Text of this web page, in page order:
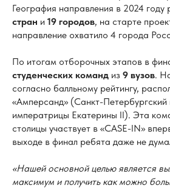
География направления в 2024 году
стран и 19 городов, на старте
направление охватило 4 города
По итогам отборочных этапов в
студенческих команд из 9 вузов.
согласно балльному рейтингу,
«Амперсанд» (Санкт-Петербургский
императрицы Екатерины II). Эта
столицы участвует в «CASE-IN»
выходе в финал ребята даже не
«Нашей основной целью является
максимум и получить как можно